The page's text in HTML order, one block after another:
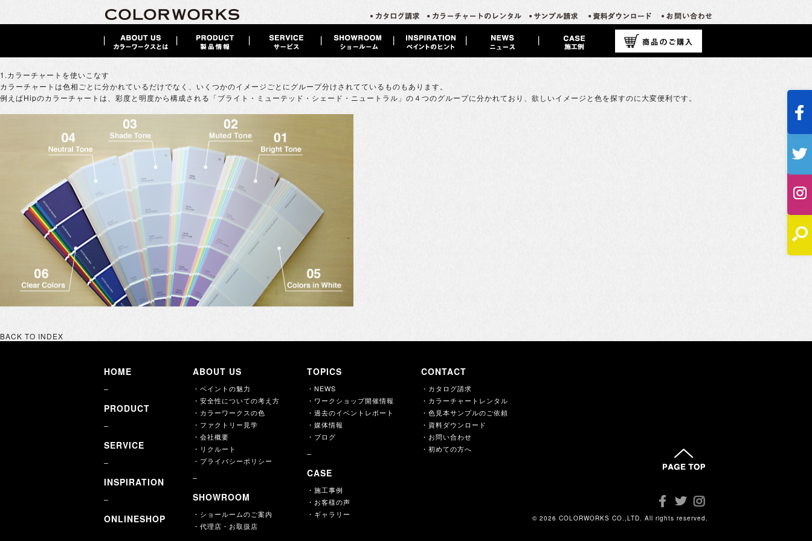
1.カラーチャートを使いこなす
カラーチャートは色相ごとに分かれているだけでなく、いくつかのイメージごとにグループ分けされてているものもあります。
例えばHipのカラーチャートは、彩度と明度から構成される「ブライト・ミューテッド・シェード・ニュートラル」の４つのグループに分かれており、欲しいイメージと色を探すのに大変便利です。
BACK TO INDEX
HOME
PRODUCT
SERVICE
INSPIRATION
ONLINESHOP
ABOUT US
・ペイントの魅力
・安全性についての考え方
・カラーワークスの色
・ファクトリー見学
・会社概要
・リクルート
・プライバシーポリシー
SHOWROOM
・ショールームのご案内
・代理店・お取扱店
TOPICS
・NEWS
・ワークショップ開催情報
・過去のイベントレポート
・媒体情報
・ブログ
CASE
・施工事例
・お客様の声
・ギャラリー
CONTACT
・カタログ請求
・カラーチャートレンタル
・色見本サンプルのご依頼
・資料ダウンロード
・お問い合わせ
・初めての方へ
© 2026 COLORWORKS CO.,LTD. All rights reserved.